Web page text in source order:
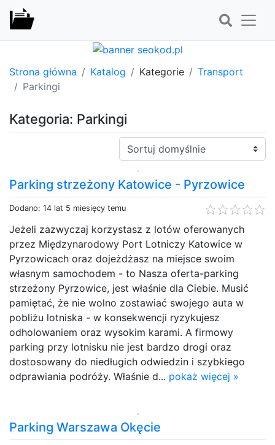
Strona główna Katalog Kategorie
Transport
Parkingi
Kategoria: Parkingi
Sortuj:
Parking strzeżony Katowice - Pyrzowice
Dodano: 14 lat 5 miesięcy temu
Jeżeli zazwyczaj korzystasz z lotów oferowanych
przez Międzynarodowy Port Lotniczy Katowice w
Pyrzowicach oraz dojeżdżasz na miejsce swoim
własnym samochodem - to Nasza oferta-parking
strzeżony Pyrzowice, jest właśnie dla Ciebie. Musić
pamiętać, że nie wolno zostawiać swojego auta w
pobliżu lotniska - w konsekwencji ryzykujesz
odholowaniem oraz wysokim karami. A firmowy
parking przy lotnisku nie jest bardzo drogi oraz
dostosowany do niedługich odwiedzin i szybkiego
odprawiania podróży. Właśnie d... pokaż więcej »
Parking Warszawa Okęcie